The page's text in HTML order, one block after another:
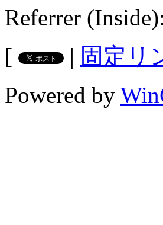
Referrer (Inside):
[
| 固定リ
Powered by